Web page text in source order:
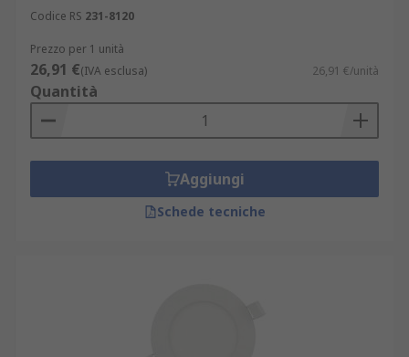
Codice RS 231-8120
Prezzo per 1 unità
26,91 €(IVA esclusa) 26,91 €/unità
Quantità
Aggiungi
Schede tecniche